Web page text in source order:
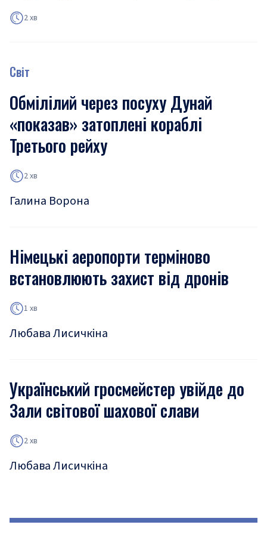
2 хв
Світ
Обмілілий через посуху Дунай
«показав» затоплені кораблі
Третього рейху
2 хв
Галина Ворона
Німецькі аеропорти терміново
встановлюють захист від дронів
1 хв
Любава Лисичкіна
Український гросмейстер увійде до
Зали світової шахової слави
2 хв
Любава Лисичкіна